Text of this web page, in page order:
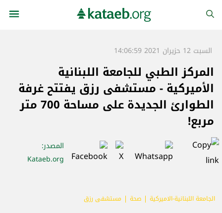
السبت 12 حزيران 2021 14:06:59
المركز الطبي للجامعة اللبنانية
الأميركية - مستشفى رزق يفتتح غرفة
الطوارئ الجديدة على مساحة 700 متر
مربع!
المصدر:
Kataeb.org
الجامعة اللبنانية-الاميركية صحة مستشفى رزق